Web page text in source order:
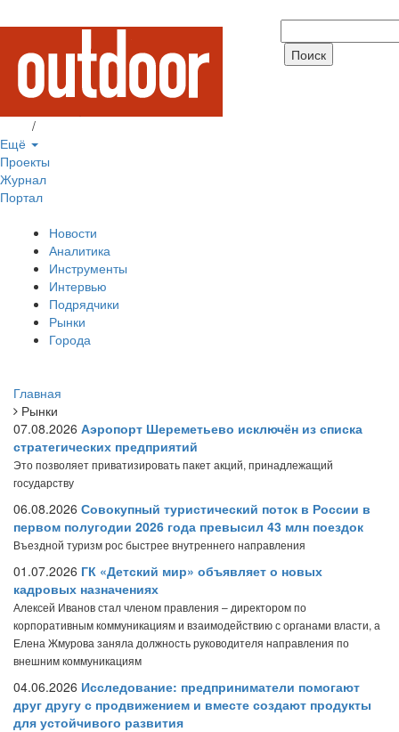
/
Ещё
Проекты
Журнал
Портал
Новости
Аналитика
Инструменты
Интервью
Подрядчики
Рынки
Города
Главная
Рынки
07.08.2026 Аэропорт Шереметьево исключён из списка
стратегических предприятий
Это позволяет приватизировать пакет акций, принадлежащий
государству
06.08.2026 Совокупный туристический поток в России в
первом полугодии 2026 года превысил 43 млн поездок
Въездной туризм рос быстрее внутреннего направления
01.07.2026 ГК «Детский мир» объявляет о новых
кадровых назначениях
Алексей Иванов стал членом правления – директором по
корпоративным коммуникациям и взаимодействию с органами власти, а
Елена Жмурова заняла должность руководителя направления по
внешним коммуникациям
04.06.2026 Исследование: предприниматели помогают
друг другу с продвижением и вместе создают продукты
для устойчивого развития